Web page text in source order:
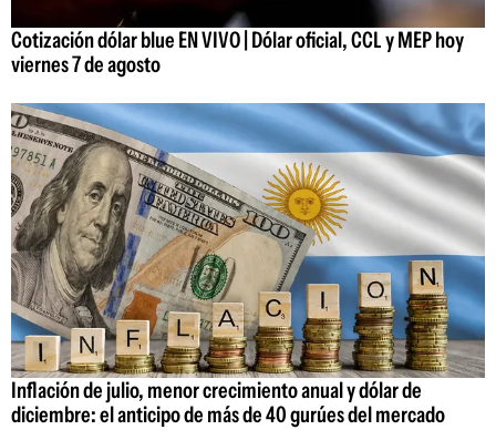
Cotización dólar blue EN VIVO | Dólar oficial, CCL y MEP hoy
viernes 7 de agosto
Inflación de julio, menor crecimiento anual y dólar de
diciembre: el anticipo de más de 40 gurúes del mercado